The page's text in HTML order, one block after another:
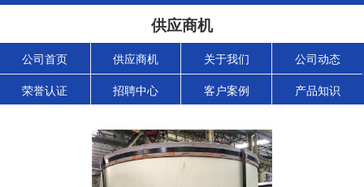
供应商机
公司首页 供应商机 关于我们 公司动态
荣誉认证 招聘中心 客户案例 产品知识